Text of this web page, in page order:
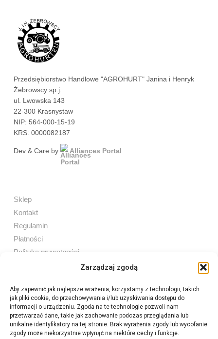
Zarządzaj zgodą
Aby zapewnić jak najlepsze wrażenia, korzystamy z technologii, takich
jak pliki cookie, do przechowywania i/lub uzyskiwania dostępu do
informacji o urządzeniu. Zgoda na te technologie pozwoli nam
przetwarzać dane, takie jak zachowanie podczas przeglądania lub
unikalne identyfikatory na tej stronie. Brak wyrażenia zgody lub wycofanie
zgody może niekorzystnie wpłynąć na niektóre cechy i funkcje.
Przedsiębiorstwo Handlowe "AGROHURT" Janina i Henryk
Żebrowscy sp.j.
ul. Lwowska 143
22-300 Krasnystaw
NIP: 564-000-15-19
KRS: 0000082187
Dev & Care by Alliances Portal
Sklep
Kontakt
Regulamin
Płatności
Polityka prywatności
Sprzedaż internetowa
Tel:605 603 753
Sprzedaż detaliczna